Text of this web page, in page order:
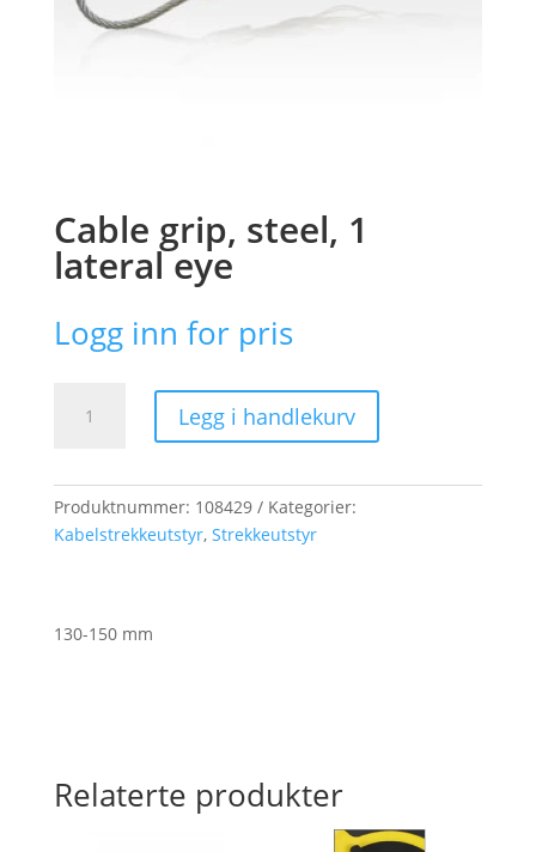
Cable grip, steel, 1
lateral eye
Logg inn for pris
lateral
eye
Legg i handlekurv
Produktnummer: 108429
Kategorier:
Kabelstrekkeutstyr, Strekkeutstyr
130-150 mm
Relaterte produkter